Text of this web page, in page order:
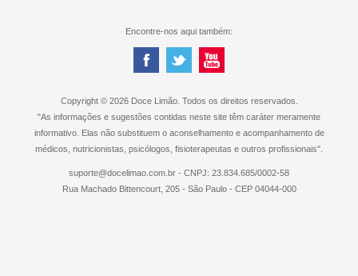
Encontre-nos aqui também:
Copyright © 2026 Doce Limão. Todos os direitos reservados.
"As informações e sugestões contidas neste site têm caráter meramente
informativo. Elas não substituem o aconselhamento e acompanhamento de
médicos, nutricionistas, psicólogos, fisioterapeutas e outros profissionais".
suporte@docelimao.com.br - CNPJ: 23.834.685/0002-58
Rua Machado Bittencourt, 205 - São Paulo - CEP 04044-000